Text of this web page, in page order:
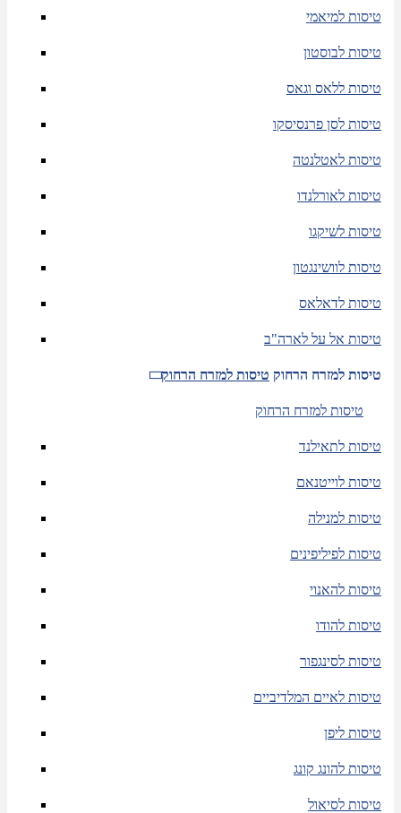
טיסות למיאמי
טיסות לבוסטון
טיסות ללאס וגאס
טיסות לסן פרנסיסקו
טיסות לאטלנטה
טיסות לאורלנדו
טיסות לשיקגו
טיסות לוושינגטון
טיסות לדאלאס
טיסות אל על לארה"ב
טיסות למזרח הרחוק טיסות למזרח הרחוק
טיסות למזרח הרחוק
טיסות לתאילנד
טיסות לוייטנאם
טיסות למנילה
טיסות לפיליפינים
טיסות להאנוי
טיסות להודו
טיסות לסינגפור
טיסות לאיים המלדיביים
טיסות ליפן
טיסות להונג קונג
טיסות לסיאול